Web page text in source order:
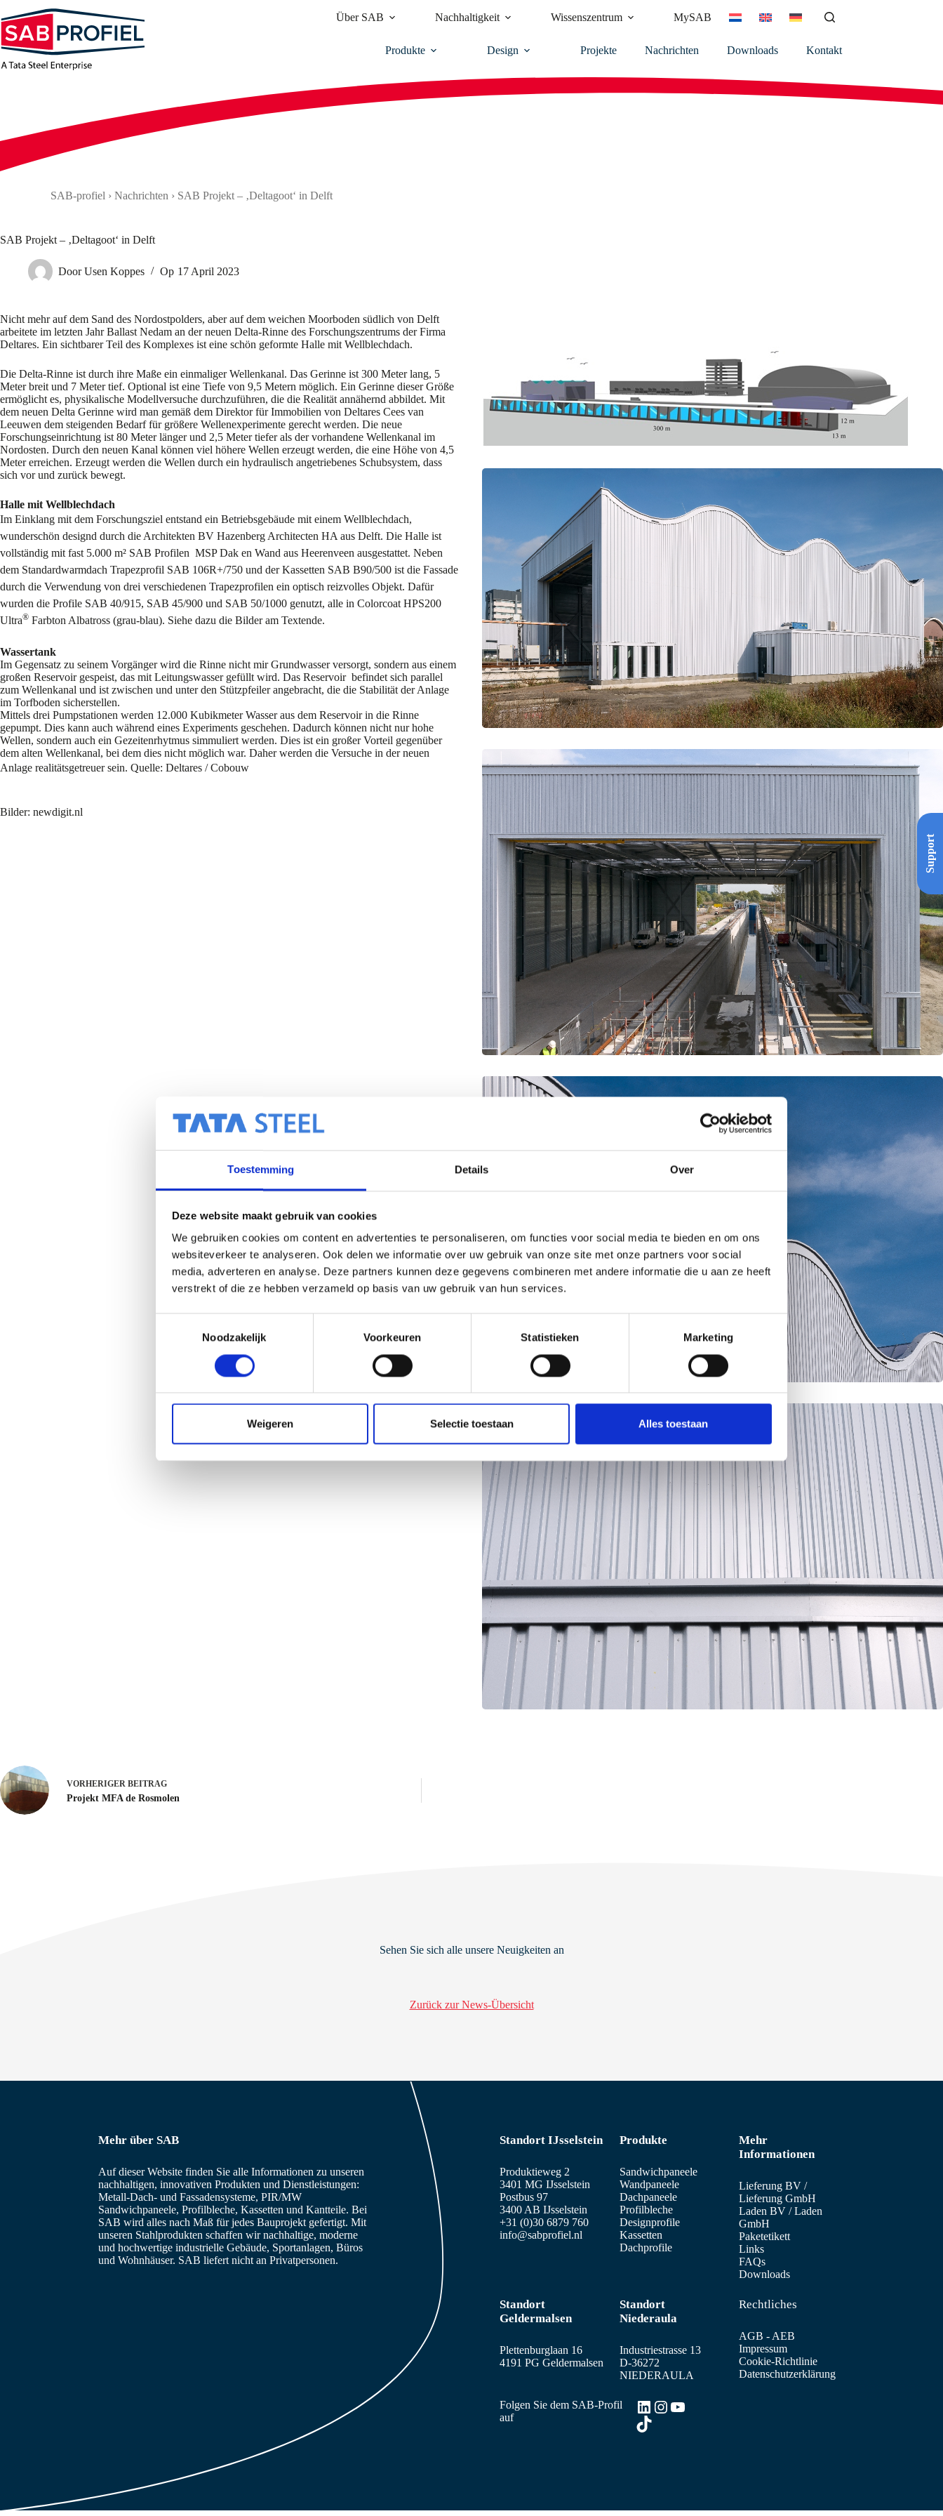
Toestemming Details Over
Deze website maakt gebruik van cookies
We gebruiken cookies om content en advertenties te personaliseren, om functies voor social media te bieden en om ons
websiteverkeer te analyseren. Ook delen we informatie over uw gebruik van onze site met onze partners voor social
media, adverteren en analyse. Deze partners kunnen deze gegevens combineren met andere informatie die u aan ze heeft
verstrekt of die ze hebben verzameld op basis van uw gebruik van hun services.
i
Noodzakelijk Voorkeuren Statistieken Marketing
Weigeren Selectie toestaan Alles toestaan
Inhalt
springen
Über SAB Nachhaltigkeit Wissenszentrum MySAB
Produkte Design Projekte Nachrichten Downloads Kontakt
SAB-profiel › Nachrichten › SAB Projekt – ‚Deltagoot‘ in Delft
SAB Projekt – ‚Deltagoot‘ in Delft
Door Usen Koppes Op 17 April 2023
Nicht mehr auf dem Sand des Nordostpolders, aber auf dem weichen Moorboden südlich von Delft
arbeitete im letzten Jahr Ballast Nedam an der neuen Delta-Rinne des Forschungszentrums der Firma
Deltares. Ein sichtbarer Teil des Komplexes ist eine schön geformte Halle mit Wellblechdach.
Die Delta-Rinne ist durch ihre Maße ein einmaliger Wellenkanal. Das Gerinne ist 300 Meter lang, 5
Meter breit und 7 Meter tief. Optional ist eine Tiefe von 9,5 Metern möglich. Ein Gerinne dieser Größe
ermöglicht es, physikalische Modellversuche durchzuführen, die die Realität annähernd abbildet. Mit
dem neuen Delta Gerinne wird man gemäß dem Direktor für Immobilien von Deltares Cees van
Leeuwen dem steigenden Bedarf für größere Wellenexperimente gerecht werden. Die neue
Forschungseinrichtung ist 80 Meter länger und 2,5 Meter tiefer als der vorhandene Wellenkanal im
Nordosten. Durch den neuen Kanal können viel höhere Wellen erzeugt werden, die eine Höhe von 4,5
Meter erreichen. Erzeugt werden die Wellen durch ein hydraulisch angetriebenes Schubsystem, dass
sich vor und zurück bewegt.
Halle mit Wellblechdach
Im Einklang mit dem Forschungsziel entstand ein Betriebsgebäude mit einem Wellblechdach,
wunderschön designd durch die Architekten BV Hazenberg Architecten HA aus Delft. Die Halle ist
vollständig mit fast 5.000 m² SAB Profilen MSP Dak en Wand aus Heerenveen ausgestattet. Neben
dem Standardwarmdach Trapezprofil SAB 106R+/750 und der Kassetten SAB B90/500 ist die Fassade
durch die Verwendung von drei verschiedenen Trapezprofilen ein optisch reizvolles Objekt. Dafür
wurden die Profile SAB 40/915, SAB 45/900 und SAB 50/1000 genutzt, alle in Colorcoat HPS200
Ultra® Farbton Albatross (grau-blau). Siehe dazu die Bilder am Textende.
Wassertank
Im Gegensatz zu seinem Vorgänger wird die Rinne nicht mir Grundwasser versorgt, sondern aus einem
großen Reservoir gespeist, das mit Leitungswasser gefüllt wird. Das Reservoir befindet sich parallel
zum Wellenkanal und ist zwischen und unter den Stützpfeiler angebracht, die die Stabilität der Anlage
im Torfboden sicherstellen.
Mittels drei Pumpstationen werden 12.000 Kubikmeter Wasser aus dem Reservoir in die Rinne
gepumpt. Dies kann auch während eines Experiments geschehen. Dadurch können nicht nur hohe
Wellen, sondern auch ein Gezeitenrhytmus simmuliert werden. Dies ist ein großer Vorteil gegenüber
dem alten Wellenkanal, bei dem dies nicht möglich war. Daher werden die Versuche in der neuen
Anlage realitätsgetreuer sein. Quelle: Deltares / Cobouw
Bilder: newdigit.nl
VORHERIGER BEITRAG
Projekt MFA de Rosmolen
Support
Sehen Sie sich alle unsere Neuigkeiten an
Zurück zur News-Übersicht
Mehr über SAB
Auf dieser Website finden Sie alle Informationen zu unseren
nachhaltigen, innovativen Produkten und Dienstleistungen:
Metall-Dach- und Fassadensysteme, PIR/MW
Sandwichpaneele, Profilbleche, Kassetten und Kantteile. Bei
SAB wird alles nach Maß für jedes Bauprojekt gefertigt. Mit
unseren Stahlprodukten schaffen wir nachhaltige, moderne
und hochwertige industrielle Gebäude, Sportanlagen, Büros
und Wohnhäuser. SAB liefert nicht an Privatpersonen.
Standort IJsselstein
Produktieweg 2
3401 MG IJsselstein
Postbus 97
3400 AB IJsselstein
+31 (0)30 6879 760
info@sabprofiel.nl
Produkte
Sandwichpaneele
Wandpaneele
Dachpaneele
Profilbleche
Designprofile
Kassetten
Dachprofile
Mehr
Informationen
Lieferung BV /
Lieferung GmbH
Laden BV /Laden
GmbH
Paketetikett
Links
FAQs
Downloads
Standort
Geldermalsen
Plettenburglaan 16
4191 PG Geldermalsen
Standort
Niederaula
Industriestrasse 13
D-36272
NIEDERAULA
Rechtliches
AGB - AEB
Impressum
Cookie-Richtlinie
Datenschutzerklärung
Folgen Sie dem SAB-Profil
auf
LinkedIn
Instagram
YouTube
TikTok